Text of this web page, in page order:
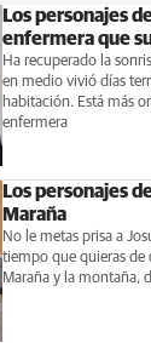
Los personajes
enfermera que
Ha recuperado la
en medio vivió días
habitación. Está más
enfermera
Los personajes
Maraña
No le metas prisa a
tiempo que quieras de
Maraña y la montaña,